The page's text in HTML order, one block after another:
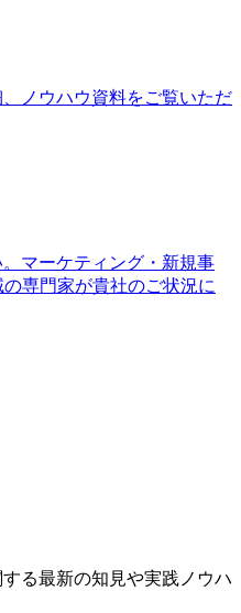
ノウハウ資料をご覧いただ
マーケティング・新規事
専門家が貴社のご状況に
る最新の知見や実践ノウハ